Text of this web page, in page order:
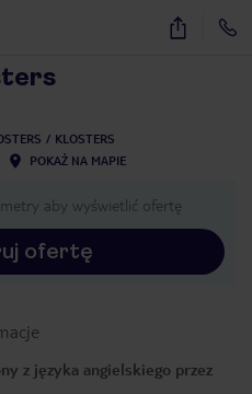
22
KLOSTERS
POKAŻ NA MAPIE
aby wyświetlić ofertę
ofertę
z języka angielskiego przez